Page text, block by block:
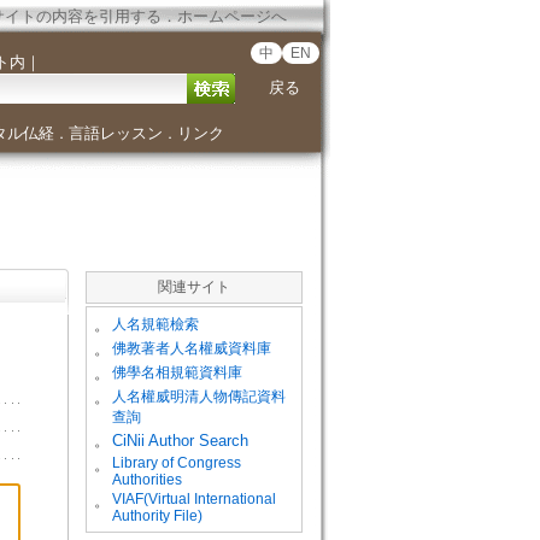
イトの内容を引用する．ホームページへ
内 ｜ 中 EN
戻る
ル仏経． 言語レッスン ． リンク
関連サイト
。 人名規範檢索
。 佛教著者人名權威資料庫
。 佛學名相規範資料庫
。
人名權威明清人物傳記資料
查詢
。
CiNii Author Search
。
Library of Congress
Authorities
。
VIAF(Virtual International
Authority File)